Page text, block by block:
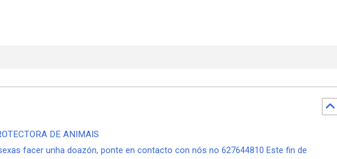
DE ANIMAIS
facer unha doazón, ponte en contacto con nós no 627644810 Este fin de